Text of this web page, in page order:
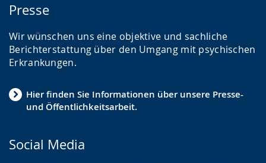
Presse
Wir wünschen uns eine objektive und sachliche
Berichterstattung über den Umgang mit psychischen
Erkrankungen.
Hier finden Sie Informationen über unsere Presse-
und Öffentlichkeitsarbeit.
Social Media